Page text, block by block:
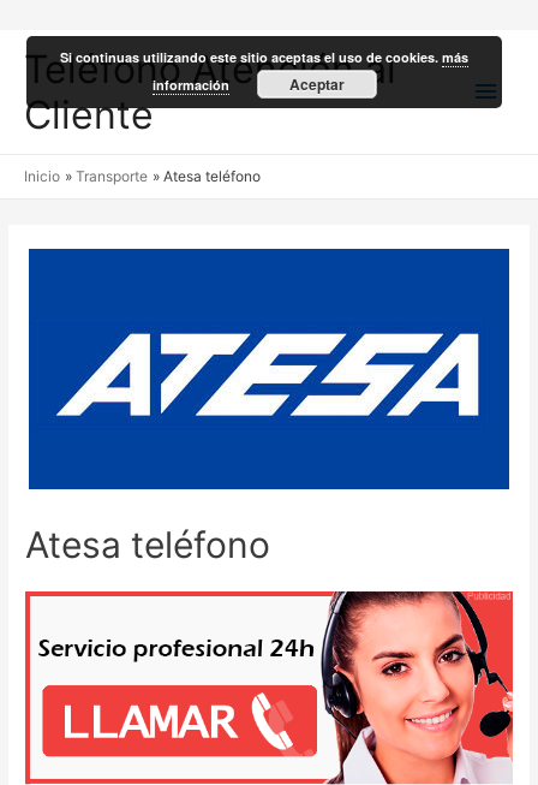
Teléfono Atención al
Cliente
Inicio Transporte Atesa teléfono
Atesa teléfono
Si continuas utilizando este sitio aceptas el uso de cookies.más
información
Aceptar